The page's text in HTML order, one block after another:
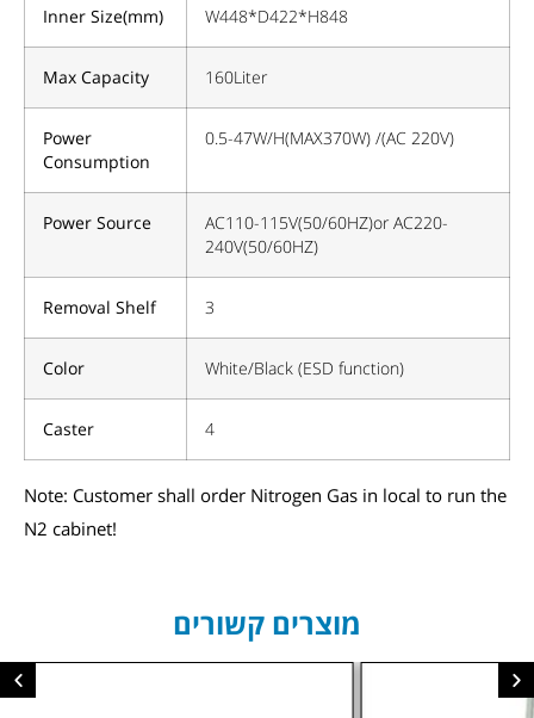
Inner Size(mm) W448*D422*H848
Max Capacity 160Liter
Power
Consumption
0.5-47W/H(MAX370W) /(AC 220V)
Power Source
AC110-115V(50/60HZ)or AC220-
240V(50/60HZ)
Removal Shelf 3
Color White/Black (ESD function)
Caster 4
Note: Customer shall order Nitrogen Gas in local to run the
N2 cabinet!
מוצרים קשורים